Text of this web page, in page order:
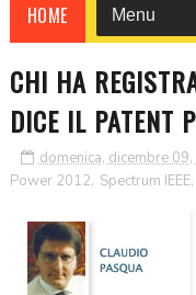
HOME
CHI HA
DICE IL PATENT
domenica, dicembre
Power 2012, Spectrum IEEE,